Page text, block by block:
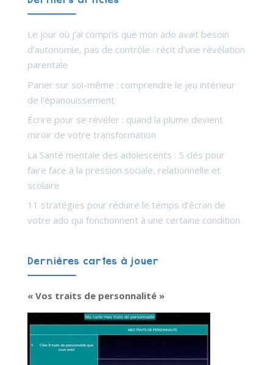
Le jour où j’ai compris que mon ado avait besoin
d’autonomie, pas de contrôle : récit d’une révélation
parentale
Parier sur soi-même : comprendre le jeu intérieur
de l’épanouissement
Écrire pour se révéler : quand la plume devient
miroir de votre transformation
La Santé mentale des adolescents : 5 clés pour
faire face à la pression sociale, relationnelle et
scolaire
11 stratégies pour réduire le temps d’écran de
votre ado qui fonctionnent à une certaine condition
Dernières cartes à jouer
« Vos traits de personnalité »